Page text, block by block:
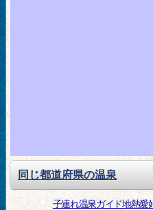
同じ都道府県の温泉